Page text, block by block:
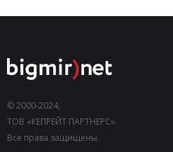
© 2000-2024,
ТОВ «КЕПРЕЙТ ПАРТНЕРС».
Все права защищены.